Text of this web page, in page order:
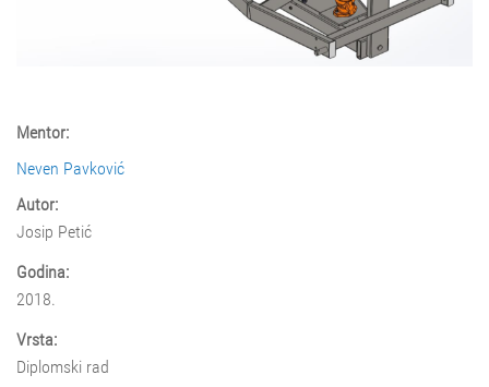
Mentor:
Neven Pavković
Autor:
Josip Petić
Godina:
2018.
Vrsta:
Diplomski rad